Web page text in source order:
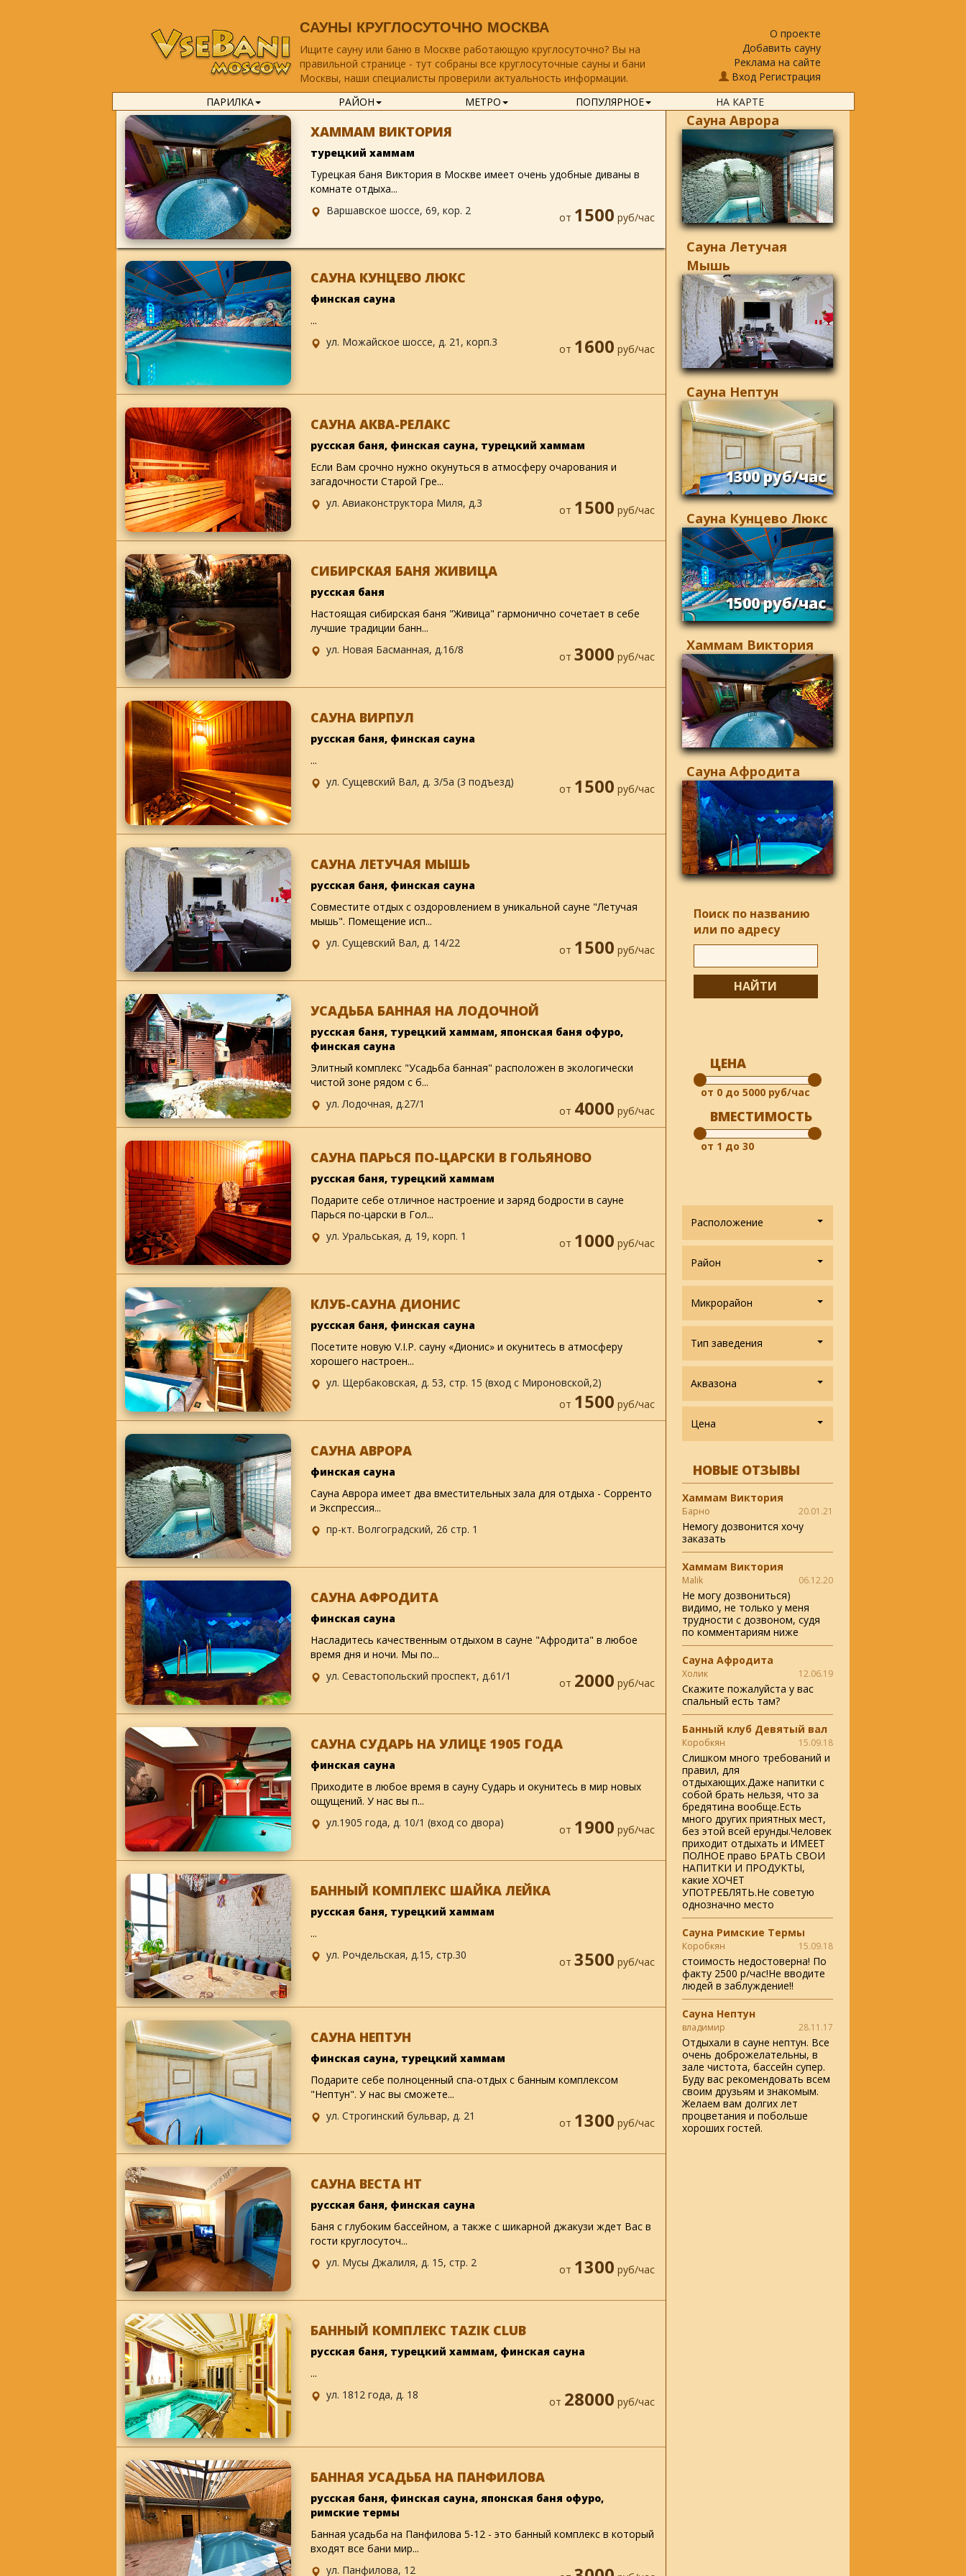
САУНЫ КРУГЛОСУТОЧНО МОСКВА
Ищите сауну или баню в Москве работающую круглосуточно? Вы на
правильной странице - тут собраны все круглосуточные сауны и бани
Москвы, наши специалисты проверили актуальность информации.
О проекте
Добавить сауну
Реклама на сайте
Вход Регистрация
ПАРИЛКА
РАЙОН МЕТРО ПОПУЛЯРНОЕ НА КАРТЕ
ХАММАМ ВИКТОРИЯ
турецкий хаммам
Турецкая баня Виктория в Москве имеет очень удобные диваны в
комнате отдыха...
Варшавское шоссе, 69, кор. 2
от 1500 руб/час
САУНА КУНЦЕВО ЛЮКС
финская сауна
...
ул. Можайское шоссе, д. 21, корп.3
от 1600 руб/час
САУНА АКВА-РЕЛАКС
русская баня, финская сауна, турецкий хаммам
Если Вам срочно нужно окунуться в атмосферу очарования и
загадочности Старой Гре...
ул. Авиаконструктора Миля, д.3
от 1500 руб/час
СИБИРСКАЯ БАНЯ ЖИВИЦА
русская баня
Настоящая сибирская баня "Живица" гармонично сочетает в себе
лучшие традиции банн...
ул. Новая Басманная, д.16/8
от 3000 руб/час
САУНА ВИРПУЛ
русская баня, финская сауна
...
ул. Сущевский Вал, д. 3/5а (3 подъезд)
от 1500 руб/час
САУНА ЛЕТУЧАЯ МЫШЬ
русская баня, финская сауна
Совместите отдых с оздоровлением в уникальной сауне "Летучая
мышь". Помещение исп...
ул. Сущевский Вал, д. 14/22
от 1500 руб/час
УСАДЬБА БАННАЯ НА ЛОДОЧНОЙ
русская баня, турецкий хаммам, японская баня офуро,
финская сауна
Элитный комплекс "Усадьба банная" расположен в экологически
чистой зоне рядом с б...
ул. Лодочная, д.27/1
от 4000 руб/час
САУНА ПАРЬСЯ ПО-ЦАРСКИ В ГОЛЬЯНОВО
русская баня, турецкий хаммам
Подарите себе отличное настроение и заряд бодрости в сауне
Парься по-царски в Гол...
ул. Уральськая, д. 19, корп. 1
от 1000 руб/час
КЛУБ-САУНА ДИОНИС
русская баня, финская сауна
Посетите новую V.I.P. сауну «Дионис» и окунитесь в атмосферу
хорошего настроен...
ул. Щербаковская, д. 53, стр. 15 (вход с Мироновской,2)
от 1500 руб/час
САУНА АВРОРА
финская сауна
Сауна Аврора имеет два вместительных зала для отдыха - Сорренто
и Экспрессия...
пр-кт. Волгоградский, 26 стр. 1
САУНА АФРОДИТА
финская сауна
Насладитесь качественным отдыхом в сауне "Афродита" в любое
время дня и ночи. Мы по...
ул. Севастопольский проспект, д.61/1
от 2000 руб/час
САУНА СУДАРЬ НА УЛИЦЕ 1905 ГОДА
финская сауна
Приходите в любое время в сауну Сударь и окунитесь в мир новых
ощущений. У нас вы п...
ул.1905 года, д. 10/1 (вход со двора)
от 1900 руб/час
БАННЫЙ КОМПЛЕКС ШАЙКА ЛЕЙКА
русская баня, турецкий хаммам
...
ул. Рочдельская, д.15, стр.30
от 3500 руб/час
САУНА НЕПТУН
финская сауна, турецкий хаммам
Подарите себе полноценный спа-отдых с банным комплексом
"Нептун". У нас вы сможете...
ул. Строгинский бульвар, д. 21
от 1300 руб/час
САУНА ВЕСТА НТ
русская баня, финская сауна
Баня с глубоким бассейном, а также с шикарной джакузи ждет Вас в
гости круглосуточ...
ул. Мусы Джалиля, д. 15, стр. 2
от 1300 руб/час
БАННЫЙ КОМПЛЕКС TAZIK CLUB
русская баня, турецкий хаммам, финская сауна
...
ул. 1812 года, д. 18
от 28000 руб/час
БАННАЯ УСАДЬБА НА ПАНФИЛОВА
русская баня, финская сауна, японская баня офуро,
римские термы
Банная усадьба на Панфилова 5-12 - это банный комплекс в который
входят все бани мир...
ул. Панфилова, 12
Сауна Аврора
Сауна Летучая
Мышь
Сауна Нептун
1300 руб/час
Сауна Кунцево Люкс
1500 руб/час
Хаммам Виктория
Сауна Афродита
Поиск по названию
или по адресу
ЦЕНА
ВМЕСТИМОСТЬ
Расположение
Район
Микрорайон
Тип заведения
Аквазона
Цена
НОВЫЕ ОТЗЫВЫ
Хаммам Виктория
Барно 20.01.21
Немогу дозвонится хочу
заказать
Хаммам Виктория
Malik 06.12.20
Не могу дозвониться)
видимо, не только у меня
трудности с дозвоном, судя
по комментариям ниже
Сауна Афродита
Холик 12.06.19
Скажите пожалуйста у вас
спальный есть там?
Банный клуб Девятый вал
Коробкян 15.09.18
Cлишком много требований и
правил, для
отдыхающих.Даже напитки с
собой брать нельзя, что за
бредятина вообще.Есть
много других приятных мест,
без этой всей ерунды.Человек
приходит отдыхать и ИМЕЕТ
ПОЛНОЕ право БРАТЬ СВОИ
НАПИТКИ И ПРОДУКТЫ,
какие ХОЧЕТ
УПОТРЕБЛЯТЬ.Не советую
однозначно место
Сауна Римские Термы
Коробкян 15.09.18
стоимость недостоверна! По
факту 2500 р/час!Не вводите
людей в заблуждение!!
Сауна Нептун
владимир 28.11.17
Отдыхали в сауне нептун. Все
очень доброжелательны, в
зале чистота, бассейн супер.
Буду вас рекомендовать всем
своим друзьям и знакомым.
Желаем вам долгих лет
процветания и побольше
хороших гостей.